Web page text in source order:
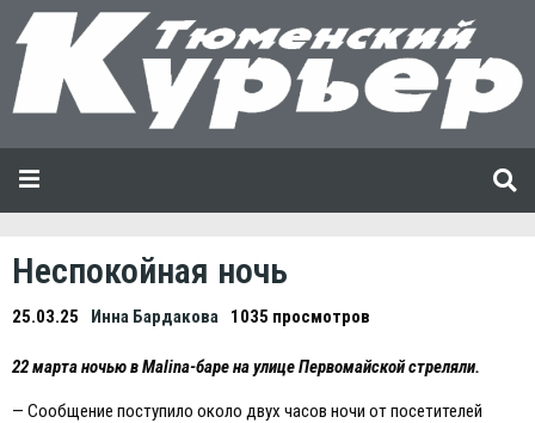
Неспокойная ночь
25.03.25 Инна Бардакова 1035 просмотров
22 марта ночью в Malina-баре на улице Первомайской стреляли.
— Сообщение поступило около двух часов ночи от посетителей